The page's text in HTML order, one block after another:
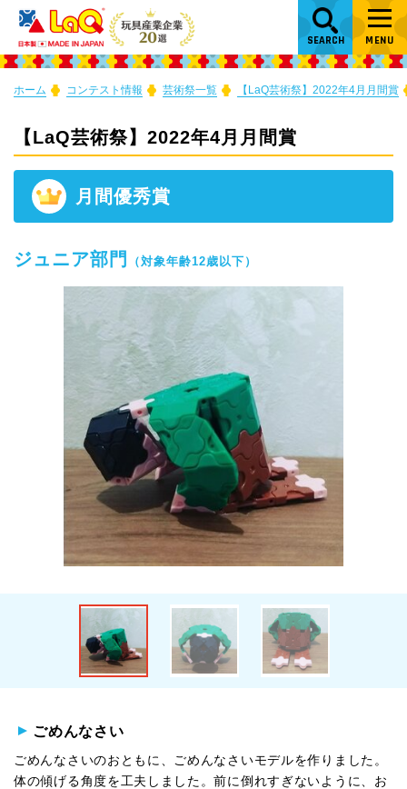
SEARCH MENU
ホーム コンテスト情報 芸術祭一覧 【LaQ芸術祭】2022年4月月間賞
【LaQ芸術祭】2022年4月月間賞
月間優秀賞
ジュニア部門 （対象年齢12歳以下）
ごめんなさい
ごめんなさいのおともに、ごめんなさいモデルを作りました。
体の傾げる角度を工夫しました。前に倒れすぎないように、お